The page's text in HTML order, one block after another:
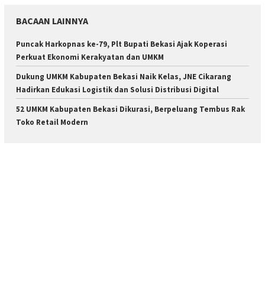
BACAAN LAINNYA
Puncak Harkopnas ke-79, Plt Bupati Bekasi Ajak Koperasi
Perkuat Ekonomi Kerakyatan dan UMKM
Dukung UMKM Kabupaten Bekasi Naik Kelas, JNE Cikarang
Hadirkan Edukasi Logistik dan Solusi Distribusi Digital
52 UMKM Kabupaten Bekasi Dikurasi, Berpeluang Tembus Rak
Toko Retail Modern